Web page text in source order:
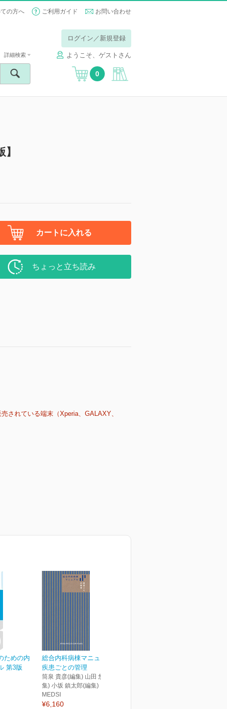
の方へ ご利用ガイド お問い合わせ
ログイン／新規登録
ようこそ、ゲストさん
詳細検索
0
カートに入れる
ちょっと立ち読み
されている端末（Xperia、GALAXY、
ための内
第3版
総合内科病棟マニュアル
疾患ごとの管理
筒泉 貴彦(編集) 山田 悠史(編
集) 小坂 鎮太郎(編集)
MEDSI
¥6,160